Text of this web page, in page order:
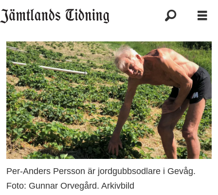
Per-Anders Persson är jordgubbsodlare i Gevåg.
Foto: Gunnar Orvegård. Arkivbild